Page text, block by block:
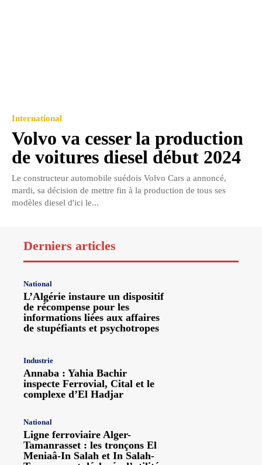
International
Volvo va cesser la production
de voitures diesel début 2024
Le constructeur automobile suédois Volvo Cars a annoncé,
mardi, sa décision de mettre fin à la production de tous ses
modèles diesel d'ici le...
Derniers articles
National
L’Algérie instaure un dispositif
de récompense pour les
informations liées aux affaires
de stupéfiants et psychotropes
Industrie
Annaba : Yahia Bachir
inspecte Ferrovial, Cital et le
complexe d’El Hadjar
National
Ligne ferroviaire Alger-
Tamanrasset : les tronçons El
Meniaâ-In Salah et In Salah-